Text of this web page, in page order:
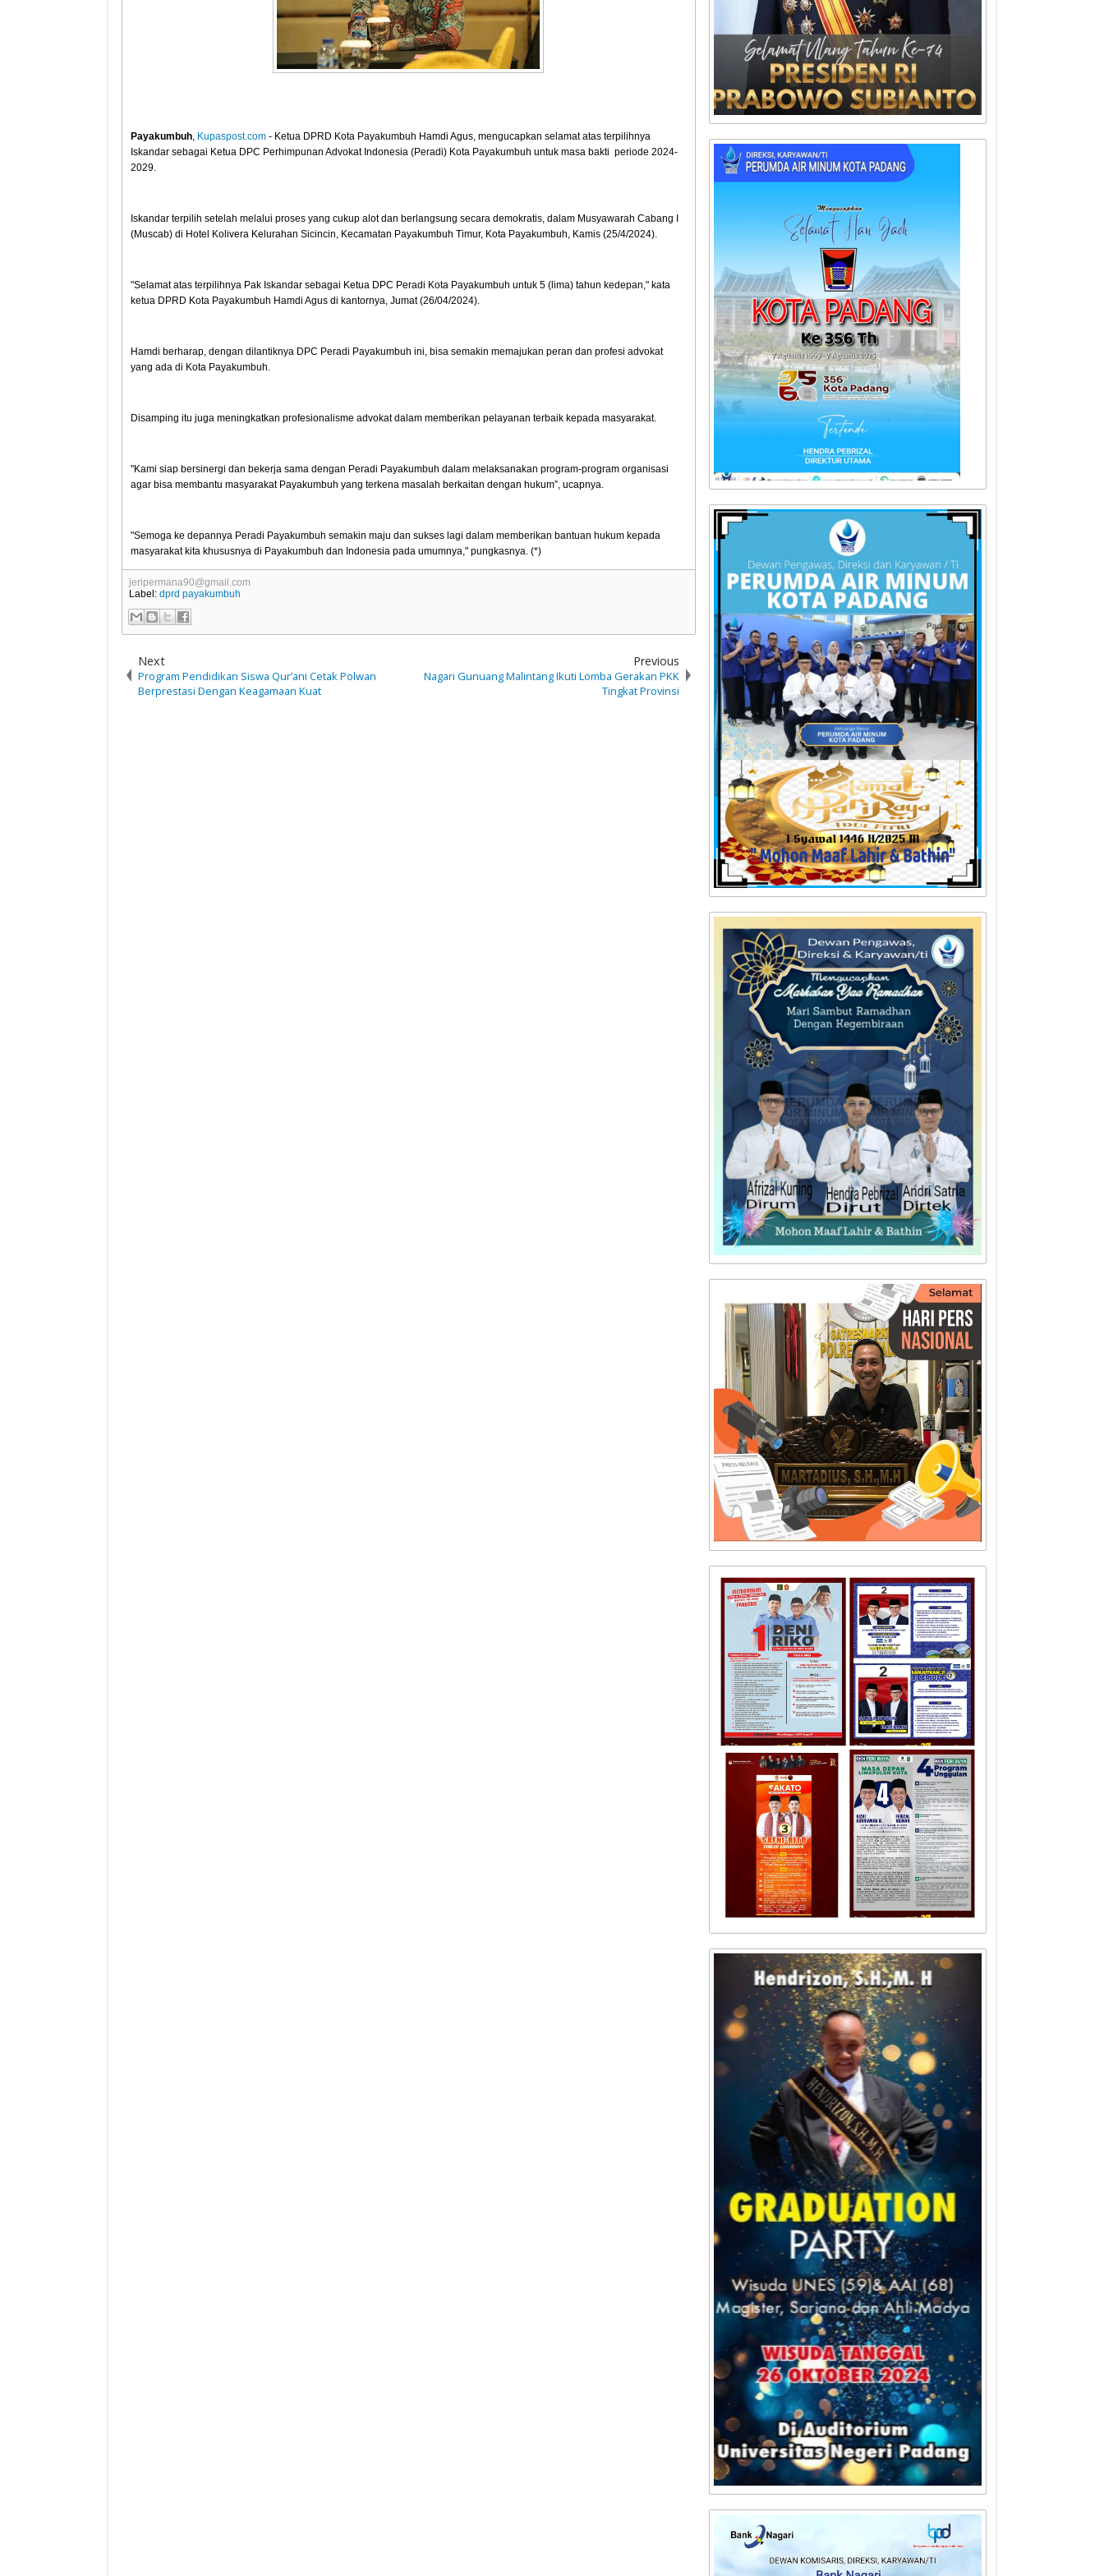
Payakumbuh, Kupaspost.com - Ketua DPRD Kota Payakumbuh Hamdi Agus, mengucapkan selamat atas terpilihnya
Iskandar sebagai Ketua DPC Perhimpunan Advokat Indonesia (Peradi) Kota Payakumbuh untuk masa bakti periode 2024-
2029.
Iskandar terpilih setelah melalui proses yang cukup alot dan berlangsung secara demokratis, dalam Musyawarah Cabang I
(Muscab) di Hotel Kolivera Kelurahan Sicincin, Kecamatan Payakumbuh Timur, Kota Payakumbuh, Kamis (25/4/2024).
"Selamat atas terpilihnya Pak Iskandar sebagai Ketua DPC Peradi Kota Payakumbuh untuk 5 (lima) tahun kedepan," kata
ketua DPRD Kota Payakumbuh Hamdi Agus di kantornya, Jumat (26/04/2024).
Hamdi berharap, dengan dilantiknya DPC Peradi Payakumbuh ini, bisa semakin memajukan peran dan profesi advokat
yang ada di Kota Payakumbuh.
Disamping itu juga meningkatkan profesionalisme advokat dalam memberikan pelayanan terbaik kepada masyarakat.
"Kami siap bersinergi dan bekerja sama dengan Peradi Payakumbuh dalam melaksanakan program-program organisasi
agar bisa membantu masyarakat Payakumbuh yang terkena masalah berkaitan dengan hukum”, ucapnya.
"Semoga ke depannya Peradi Payakumbuh semakin maju dan sukses lagi dalam memberikan bantuan hukum kepada
masyarakat kita khususnya di Payakumbuh dan Indonesia pada umumnya," pungkasnya. (*)
jeripermana90@gmail.com
Label:dprd payakumbuh
Next
Program Pendidikan Siswa Qur’ani Cetak Polwan
Berprestasi Dengan Keagamaan Kuat
Previous
Nagari Gunuang Malintang Ikuti Lomba Gerakan PKK
Tingkat Provinsi